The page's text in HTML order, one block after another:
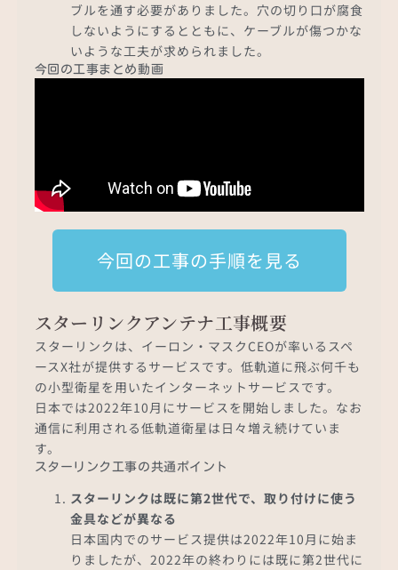
ブルを通す必要がありました。穴の切り口が腐食
しないようにするとともに、ケーブルが傷つかな
いような工夫が求められました。
今回の工事まとめ動画
今回の工事の手順を見る
スターリンクアンテナ工事概要
スターリンクは、イーロン・マスクCEOが率いるスペ
ースX社が提供するサービスです。低軌道に飛ぶ何千も
の小型衛星を用いたインターネットサービスです。
日本では2022年10月にサービスを開始しました。なお
通信に利用される低軌道衛星は日々増え続けていま
す。
スターリンク工事の共通ポイント
スターリンクは既に第2世代で、取り付けに使う
金具などが異なる
日本国内でのサービス提供は2022年10月に始ま
りましたが、2022年の終わりには既に第2世代に